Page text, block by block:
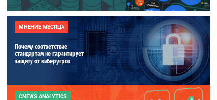
МНЕНИЕ МЕСЯЦА
Почему соответствие
стандартам не гарантирует
защиту от киберугроз
CNEWS ANALYTICS